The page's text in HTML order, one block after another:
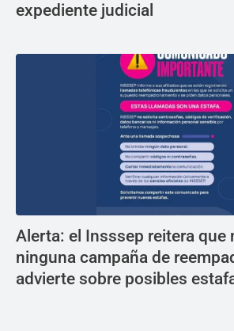
expediente judicial
Alerta: el Insssep reitera que
ninguna campaña de
advierte sobre posibles